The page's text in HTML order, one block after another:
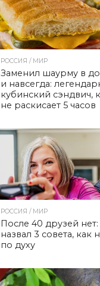
РОССИЯ / МИР
Заменил шаурму в
и навсегда:
кубинский сэндвич,
не раскисает 5 часов
РОССИЯ / МИР
После 40 друзей
назвал 3 совета, как
по духу